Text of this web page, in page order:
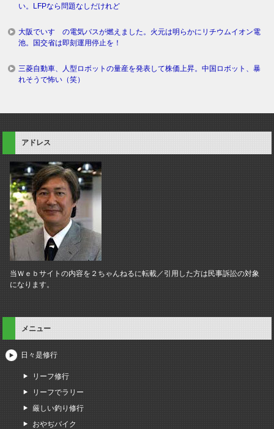
い。LFPなら問題なしだけれど
大阪でいすゞの電気バスが燃えました。火元は明らかにリチウムイオン電
池。国交省は即刻運用停止を！
三菱自動車、人型ロボットの量産を発表して株価上昇。中国ロボット、暴
れそうで怖い（笑）
アドレス
当Ｗｅｂサイトの内容を２ちゃんねるに転載／引用した方は民事訴訟の対象
になります。
メニュー
日々是修行
リーフ修行
リーフでラリー
厳しい釣り修行
おやぢバイク